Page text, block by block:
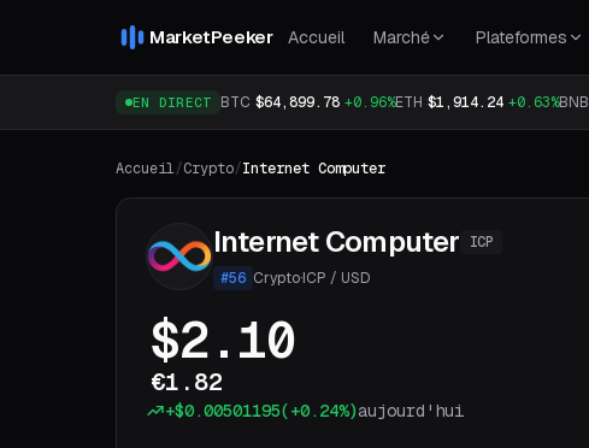
MarketPeeker Accueil Marché Plateformes
EN DIRECT BTC $64,899.78 +0.96%ETH $1,914.24 +0.63%BNB
Accueil/Crypto/Internet Computer
Internet Computer
ICP
#56 Crypto·ICP / USD
$2.10
€1.82
+$0.00501195(+0.24%)aujourd'hui